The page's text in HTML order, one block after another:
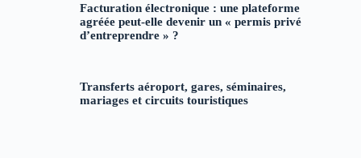
Facturation électronique : une plateforme
agréée peut-elle devenir un « permis privé
d’entreprendre » ?
Transferts aéroport, gares, séminaires,
mariages et circuits touristiques